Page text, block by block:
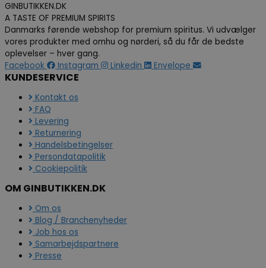
GINBUTIKKEN.DK
A TASTE OF PREMIUM SPIRITS
Danmarks førende webshop for premium spiritus. Vi udvælger
vores produkter med omhu og nørderi, så du får de bedste
oplevelser – hver gang.
Facebook
Instagram Linkedin Envelope
KUNDESERVICE
Kontakt os
FAQ
Levering
Returnering
Handelsbetingelser
Persondatapolitik
Cookiepolitik
OM GINBUTIKKEN.DK
Om os
Blog / Branchenyheder
Job hos os
Samarbejdspartnere
Presse